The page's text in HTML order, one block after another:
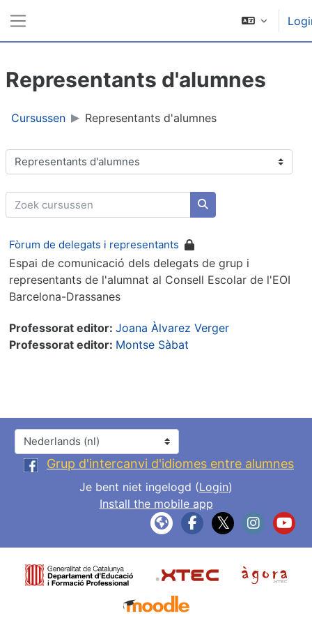
Representants d'alumnes
Cursussen Representants d'alumnes
Cursuscategorieën
Zoek cursussen
Zoek cursussen
Fòrum de delegats i representants
Espai de comunicació dels delegats de grup i
representants de l'alumnat al Consell Escolar de l'EOI
Barcelona-Drassanes
Professorat editor: Joana Àlvarez Verger
Professorat editor: Montse Sàbat
Taal
Grup d'intercanvi d'idiomes entre alumnes
Je bent niet ingelogd (Login)
Install the mobile app